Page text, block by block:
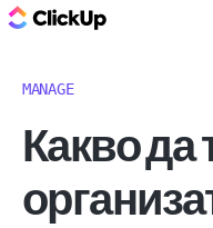
MANAGE
Какво да